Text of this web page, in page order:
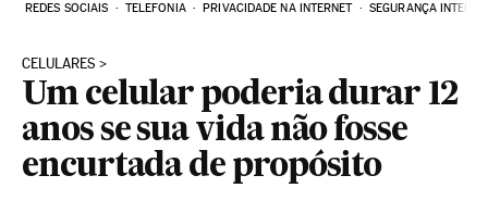
REDES SOCIAIS TELEFONIA PRIVACIDADE NA INTERNET SEGURANÇA
CELULARES
Um celular poderia durar 12
anos se sua vida não fosse
encurtada de propósito